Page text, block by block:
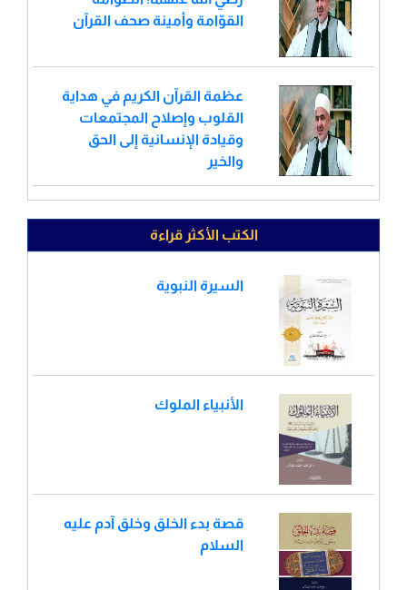
القوّامة وأمينة صحف القرآن
عظمة القرآن الكريم في هداية
القلوب وإصلاح المجتمعات
وقيادة الإنسانية إلى الحق
والخير
الكتب الأكثر قراءة
السيرة النبوية
الأنبياء الملوك
قصة بدء الخلق وخلق آدم عليه
السلام